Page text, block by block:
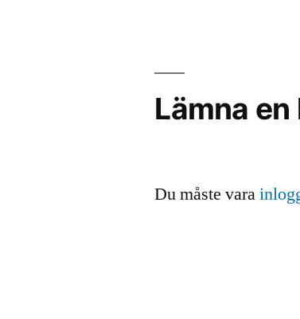
Lämna
Du måste vara